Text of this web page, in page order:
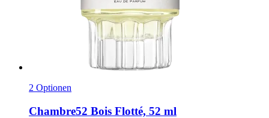
2 Optionen
Chambre52 Bois Flotté, 52 ml